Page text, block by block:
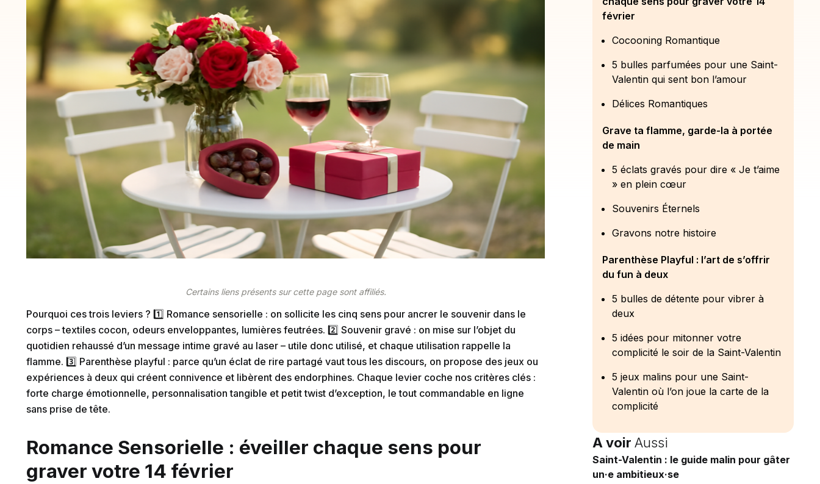
Certains liens présents sur cette page sont affiliés.
Pourquoi ces trois leviers ? 1️⃣ Romance sensorielle : on sollicite les cinq sens pour ancrer le souvenir dans le
corps – textiles cocon, odeurs enveloppantes, lumières feutrées. 2️⃣ Souvenir gravé : on mise sur l’objet du
quotidien rehaussé d’un message intime gravé au laser – utile donc utilisé, et chaque utilisation rappelle la
flamme. 3️⃣ Parenthèse playful : parce qu’un éclat de rire partagé vaut tous les discours, on propose des jeux ou
expériences à deux qui créent connivence et libèrent des endorphines. Chaque levier coche nos critères clés :
forte charge émotionnelle, personnalisation tangible et petit twist d’exception, le tout commandable en ligne
sans prise de tête.
Romance Sensorielle : éveiller chaque sens pour
graver votre 14 février
février
Cocooning Romantique
5 bulles parfumées pour une Saint-
Valentin qui sent bon l’amour
Délices Romantiques
Grave ta flamme, garde-la à portée
de main
5 éclats gravés pour dire « Je t’aime
» en plein cœur
Souvenirs Éternels
Gravons notre histoire
Parenthèse Playful : l’art de s’offrir
du fun à deux
5 bulles de détente pour vibrer à
deux
5 idées pour mitonner votre
complicité le soir de la Saint-Valentin
5 jeux malins pour une Saint-
Valentin où l’on joue la carte de la
complicité
A voir Aussi
Saint-Valentin : le guide malin pour gâter
un·e ambitieux·se